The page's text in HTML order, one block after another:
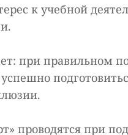
к учебной
при правильном
проводятся при